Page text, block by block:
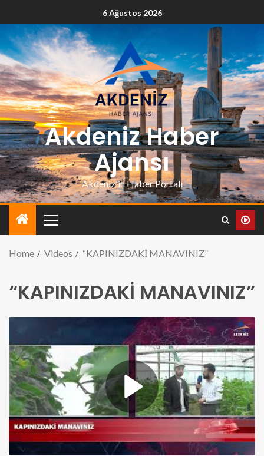
6 Ağustos 2026
Akdeniz Haber
Ajansı
Akdeniz'in Haber Portalı
Home Videos “KAPINIZDAKİ MANAVINIZ”
“KAPINIZDAKİ MANAVINIZ”